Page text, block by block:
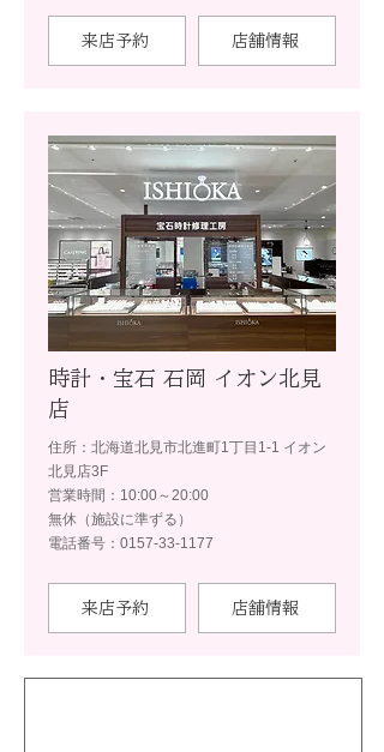
来店予約 店舗情報
時計・宝石 石岡 イオン北見
店
住所：北海道北見市北進町1丁目1-1 イオン
北見店3F
営業時間：10:00～20:00
無休（施設に準ずる）
電話番号：0157-33-1177
来店予約 店舗情報